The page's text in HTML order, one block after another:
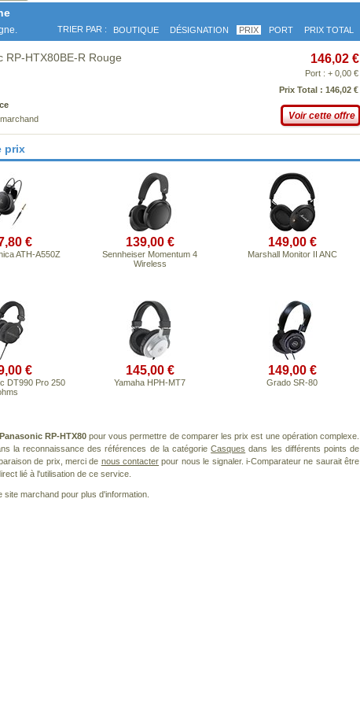
TRIER PAR : BOUTIQUE DÉSIGNATION PRIX PORT PRIX TOTAL
RP-HTX80BE-R Rouge 146,02 €
Port : + 0,00 €
Prix Total : 146,02 €
Voir cette offre
prix
€
ATH-A550Z
139,00 €
Sennheiser Momentum 4
Wireless
149,00 €
Marshall Monitor II ANC
€
DT990 Pro 250
145,00 €
Yamaha HPH-MT7
149,00 €
Grado SR-80
Panasonic RP-HTX80pour vous permettre de comparer les prix est une opération complexe.
la reconnaissance des références de la catégorieCasques dans les différents points de
de prix, merci de nous contacter pour nous le signaler. i-Comparateur ne saurait être
lié à l'utilisation de ce service.
marchand pour plus d'information.